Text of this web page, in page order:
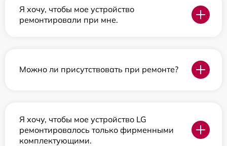
Я хочу, чтобы мое устройство
ремонтировали при мне.
Можно ли присутствовать при ремонте?
Я хочу, чтобы мое устройство LG
ремонтировалось только фирменными
комплектующими.